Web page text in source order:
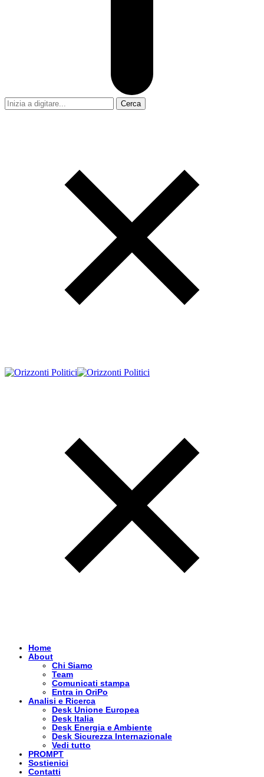
Cerca
Home
About
Chi Siamo
Team
Comunicati stampa
Entra in OriPo
Analisi e Ricerca
Desk Unione Europea
Desk Italia
Desk Energia e Ambiente
Desk Sicurezza Internazionale
Vedi tutto
PROMPT
Sostienici
Contatti